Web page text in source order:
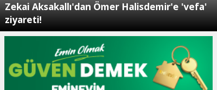
Zekai Aksakallı'dan Ömer Halisdemir'e 'vefa'
ziyareti!